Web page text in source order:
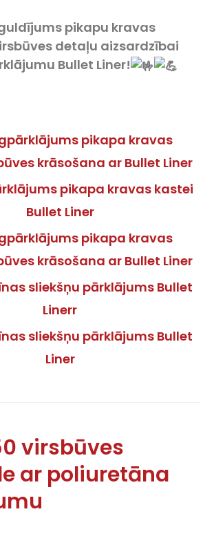
pikapu kravas
detaļu aizsardzībai
Bullet Liner!
virsbūves
ar poliuretāna